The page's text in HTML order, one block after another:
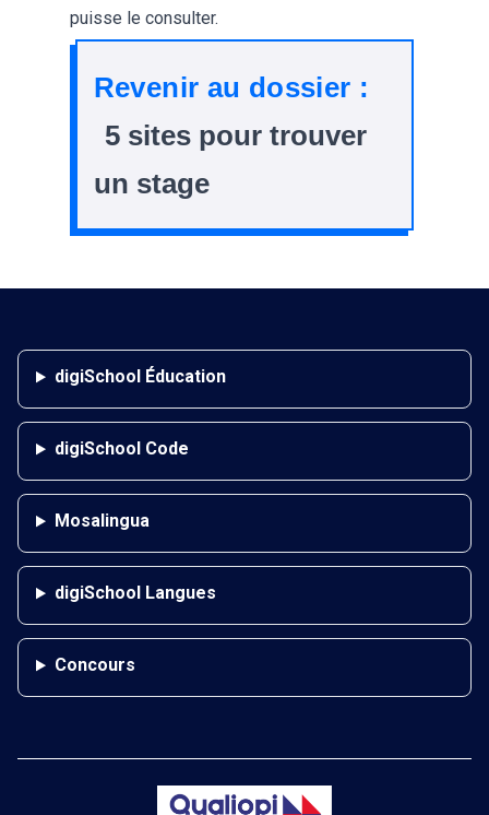
puisse le consulter.
Revenir au dossier :
5 sites pour trouver
un stage
digiSchool Éducation
digiSchool Code
Mosalingua
digiSchool Langues
Concours